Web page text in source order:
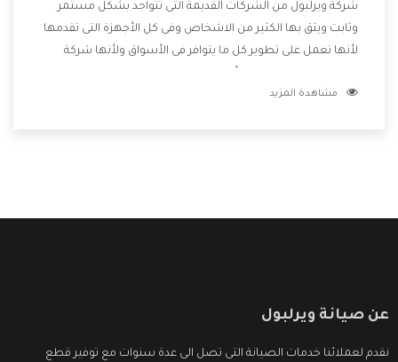
شركة ويرلبول من الشركات القديمة التى تتواجد بشكل مستمر
وثابت ويثق بها الكثير من الاشخاص وفى كل الأجهزة التى تقدمها
لأنها تعمل على تطوير كل ما يتوافر فى الأسواق ولأنها شركة
وتقدم للعملاء أقوى العروض والخصومات التى تسهل على
مشاهدة المزيد
عن صيانة ويرلبول
نقدم لعملائنا خدمات الصيانة التى تصل الى عدة سنوات مع توفير قطع